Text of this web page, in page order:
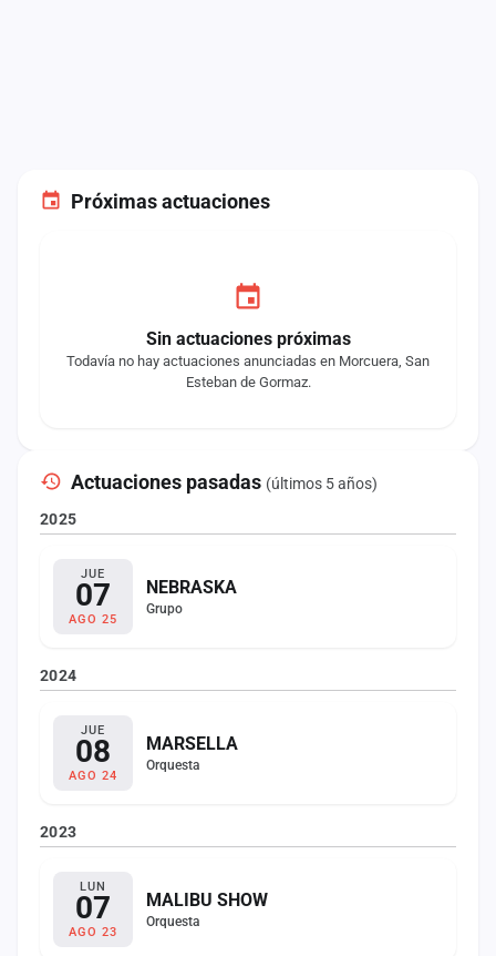
Próximas actuaciones
Sin actuaciones próximas
Todavía no hay actuaciones anunciadas en Morcuera, San
Esteban de Gormaz.
Actuaciones pasadas (últimos 5 años)
2025
JUE
07
AGO 25
NEBRASKA
Grupo
2024
JUE
08
AGO 24
MARSELLA
Orquesta
2023
LUN
07
AGO 23
MALIBU SHOW
Orquesta